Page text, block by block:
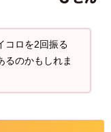
コロを2回振る
るのかもしれま